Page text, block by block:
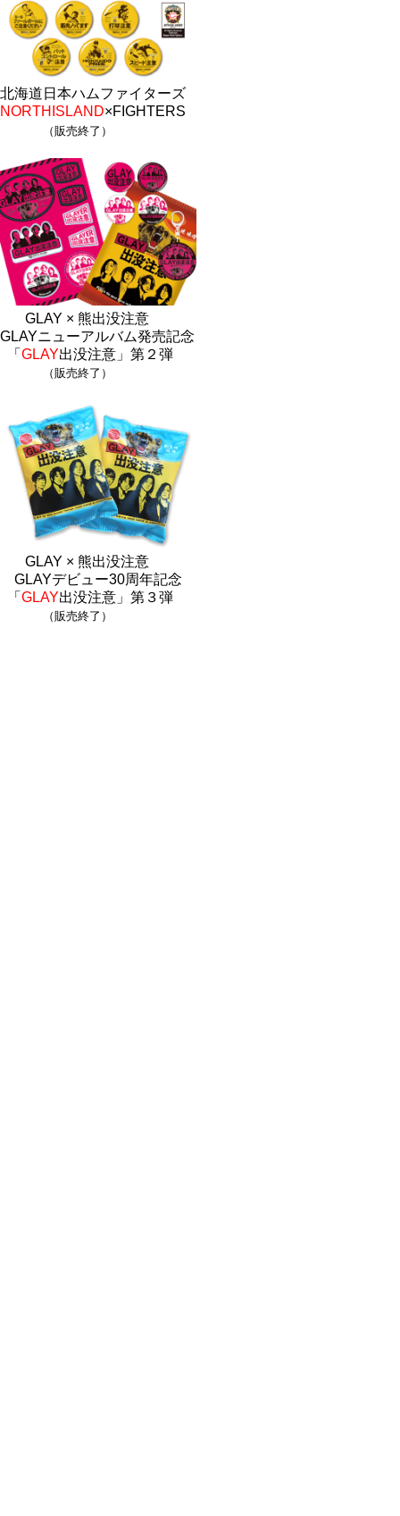
北海道日本ハムファイターズ
NORTHISLAND×FIGHTERS
（販売終了）
GLAY × 熊出没注意
GLAYニューアルバム発売記念
「 GLAY出没注意」第２弾
（販売終了）
GLAY × 熊出没注意
GLAYデビュー30周年記念
「 GLAY出没注意」第３弾
（販売終了）